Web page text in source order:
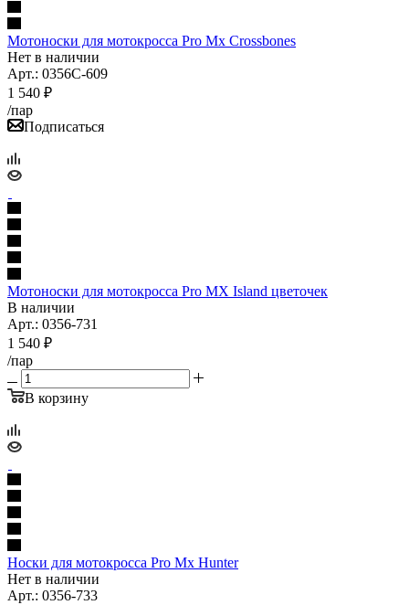
Мотоноски для мотокросса Pro Mx Crossbones
Нет в наличии
Арт.: 0356C-609
1 540 ₽
/пар
Подписаться
Мотоноски для мотокросса Pro MX Island цветочек
В наличии
Арт.: 0356-731
1 540 ₽
/пар
В корзину
Носки для мотокросса Pro Mx Hunter
Нет в наличии
Арт.: 0356-733